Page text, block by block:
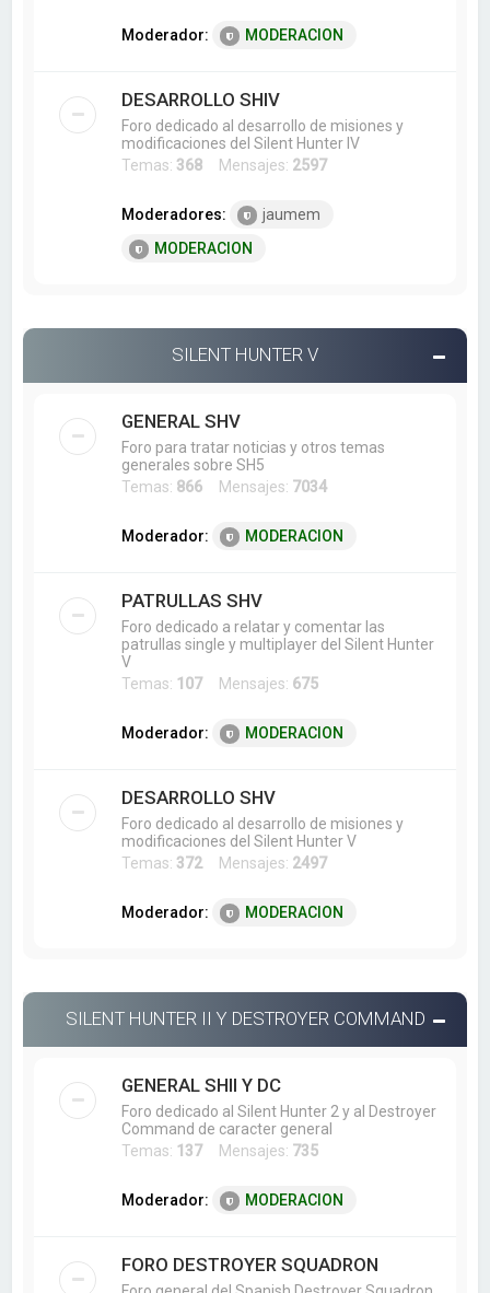
Moderador: MODERACION
DESARROLLO SHIV
Foro dedicado al desarrollo de misiones y
modificaciones del Silent Hunter IV
Temas: 368 Mensajes: 2597
Moderadores:
jaumem
MODERACION
SILENT HUNTER V
GENERAL SHV
Foro para tratar noticias y otros temas
generales sobre SH5
Temas: 866 Mensajes: 7034
Moderador: MODERACION
PATRULLAS SHV
Foro dedicado a relatar y comentar las
patrullas single y multiplayer del Silent Hunter
V
Temas: 107Mensajes: 675
Moderador: MODERACION
DESARROLLO SHV
Foro dedicado al desarrollo de misiones y
modificaciones del Silent Hunter V
Temas: 372Mensajes: 2497
Moderador: MODERACION
SILENT HUNTER II Y DESTROYER COMMAND
GENERAL SHII Y DC
Foro dedicado al Silent Hunter 2 y al Destroyer
Command de caracter general
Temas: 137Mensajes: 735
Moderador: MODERACION
FORO DESTROYER SQUADRON